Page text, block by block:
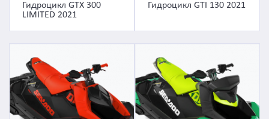
Гидроцикл GTX 300
LIMITED 2021
Гидроцикл GTI 130 2021